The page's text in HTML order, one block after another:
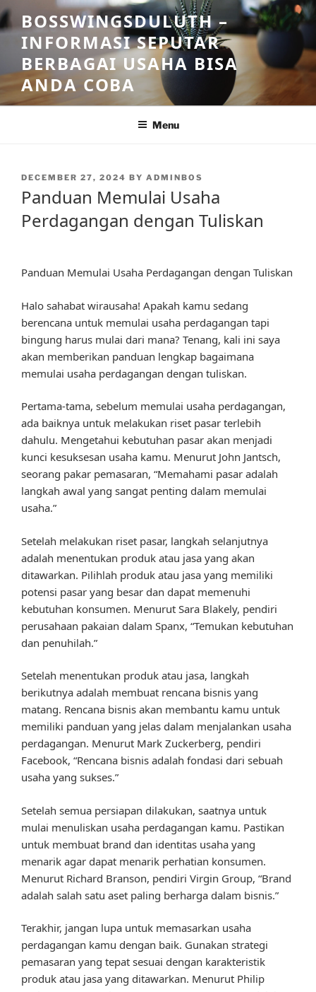
Skip
to
content
BOSSWINGSDULUTH –
INFORMASI SEPUTAR
BERBAGAI USAHA BISA
ANDA COBA
Menu
POSTED
DECEMBER 27, 2024 BY ADMINBOS
Panduan Memulai Usaha
Perdagangan dengan Tuliskan
Panduan Memulai Usaha Perdagangan dengan Tuliskan
Halo sahabat wirausaha! Apakah kamu sedang
berencana untuk memulai usaha perdagangan tapi
bingung harus mulai dari mana? Tenang, kali ini saya
akan memberikan panduan lengkap bagaimana
memulai usaha perdagangan dengan tuliskan.
Pertama-tama, sebelum memulai usaha perdagangan,
ada baiknya untuk melakukan riset pasar terlebih
dahulu. Mengetahui kebutuhan pasar akan menjadi
kunci kesuksesan usaha kamu. Menurut John Jantsch,
seorang pakar pemasaran, “Memahami pasar adalah
langkah awal yang sangat penting dalam memulai
usaha.”
Setelah melakukan riset pasar, langkah selanjutnya
adalah menentukan produk atau jasa yang akan
ditawarkan. Pilihlah produk atau jasa yang memiliki
potensi pasar yang besar dan dapat memenuhi
kebutuhan konsumen. Menurut Sara Blakely, pendiri
perusahaan pakaian dalam Spanx, “Temukan kebutuhan
dan penuhilah.”
Setelah menentukan produk atau jasa, langkah
berikutnya adalah membuat rencana bisnis yang
matang. Rencana bisnis akan membantu kamu untuk
memiliki panduan yang jelas dalam menjalankan usaha
perdagangan. Menurut Mark Zuckerberg, pendiri
Facebook, “Rencana bisnis adalah fondasi dari sebuah
usaha yang sukses.”
Setelah semua persiapan dilakukan, saatnya untuk
mulai menuliskan usaha perdagangan kamu. Pastikan
untuk membuat brand dan identitas usaha yang
menarik agar dapat menarik perhatian konsumen.
Menurut Richard Branson, pendiri Virgin Group, “Brand
adalah salah satu aset paling berharga dalam bisnis.”
Terakhir, jangan lupa untuk memasarkan usaha
perdagangan kamu dengan baik. Gunakan strategi
pemasaran yang tepat sesuai dengan karakteristik
produk atau jasa yang ditawarkan. Menurut Philip